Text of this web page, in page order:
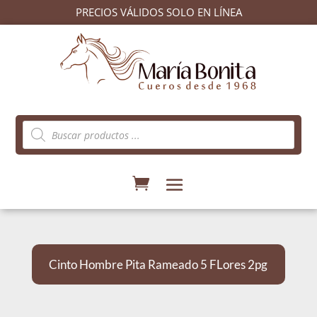
PRECIOS VÁLIDOS SOLO EN LÍNEA
Búsqueda
de
productos
Cinto Hombre Pita Rameado 5 FLores 2pg